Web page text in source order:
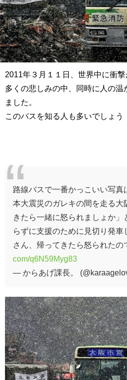
2011年３月１１日、世界中に衝撃
多くの悲しみの中、同時に人の温
ました。
このバスを知る人も多いでしょう
路線バスで一番かっこいい写真
本大震災のガレキの間を走る大
きたら一緒に怒られましょか」
らずに支援のために見切り発車
さん、帰ってきたら怒られたの
com/q6N59Myg83
— からあげ課長。